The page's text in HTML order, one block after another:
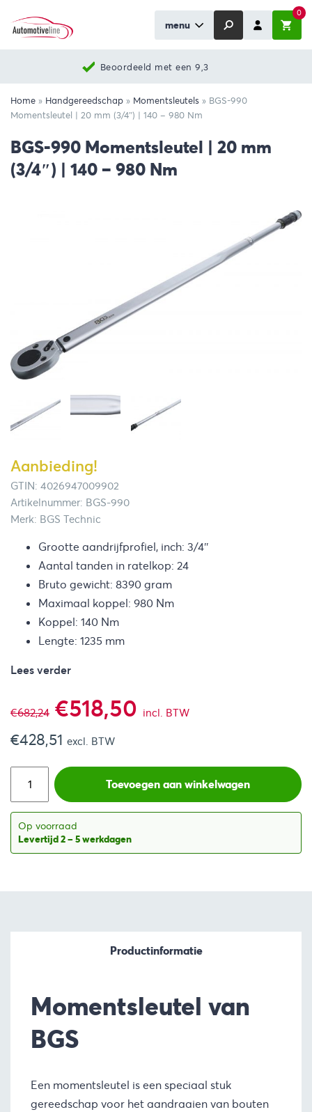
menu
0
Nieuwste producten
Home » Handgereedschap » Momentsleutels » BGS-990
Momentsleutel | 20 mm (3/4″) | 140 – 980 Nm
BGS-990 Momentsleutel | 20 mm
(3/4″) | 140 – 980 Nm
Aanbieding!
GTIN: 4026947009902
Artikelnummer: BGS-990
Merk: BGS Technic
Grootte aandrijfprofiel, inch: 3/4″
Aantal tanden in ratelkop: 24
Bruto gewicht: 8390 gram
Maximaal koppel: 980 Nm
Koppel: 140 Nm
Lengte: 1235 mm
Lees verder
€682,24 Oorspronkelijke
prijs
was:
€682,24.
€518,50 Huidige
is:
incl. BTW
€428,51 excl. BTW
Toevoegen aan winkelwagen
Op voorraad
Levertijd 2 – 5 werkdagen
Productinformatie
Momentsleutel van
BGS
Een momentsleutel is een speciaal stuk
gereedschap voor het aandraaien van bouten